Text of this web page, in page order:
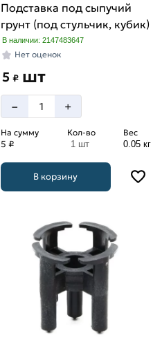
Подставка под сыпучий
грунт (под стульчик, кубик)
В наличии: 2147483647
Нет оценок
5 ₽ шт
– +
На сумму
5 ₽
Кол-во
1 шт
Вес
0.05 кг
В корзину